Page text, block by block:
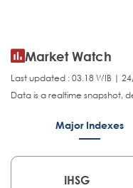
Market Watch
Last updated : 03.18 WIB |
Data is a realtime snapshot,
Major Indexes
IHSG